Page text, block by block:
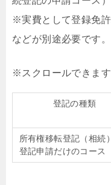
※実費として登録免
などが別途必要です。
登記の種類
所有権移転登記（相続）
登記申請だけのコース